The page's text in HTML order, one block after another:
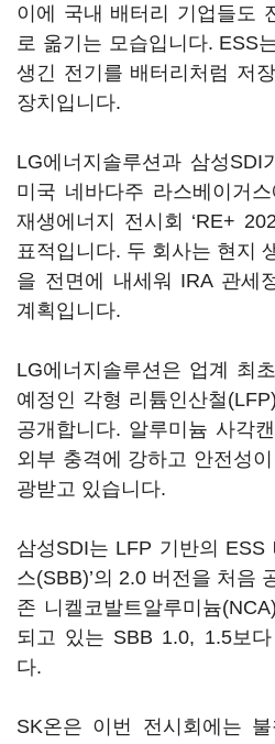
이에 국내 배터리 기업들도
로 옮기는 모습입니다. ESS
생긴 전기를 배터리처럼 저
장치입니다.
LG에너지솔루션과 삼성SDI
미국 네바다주 라스베이거
재생에너지 전시회 ‘RE+
표적입니다. 두 회사는 현지
을 전면에 내세워 IRA 관세
계획입니다.
LG에너지솔루션은 업계 최
예정인 각형 리튬인산철
공개합니다. 알루미늄 사각
외부 충격에 강하고 안전성
광받고 있습니다.
삼성SDI는 LFP 기반의 ESS
스(SBB)’의 2.0 버전을 처음
존 니켈코발트알루미늄
되고 있는 SBB 1.0, 1.5보
다.
SK온은 이번 전시회에는